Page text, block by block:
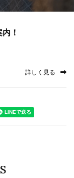
！
詳しく見る